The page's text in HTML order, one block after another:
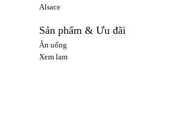
Alsace
Sản phẩm & Ưu đãi
Ăn uống
Xem lam